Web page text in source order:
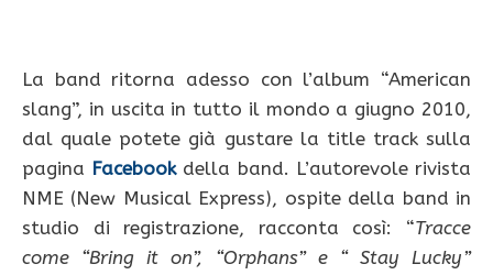
La band ritorna adesso con l’album “American
slang”, in uscita in tutto il mondo a giugno 2010,
dal quale potete già gustare la title track sulla
pagina Facebookdella band. L’autorevole rivista
NME (New Musical Express), ospite della band in
studio di registrazione, racconta così: “Tracce
come “Bring it on”, “Orphans” e “ Stay Lucky”